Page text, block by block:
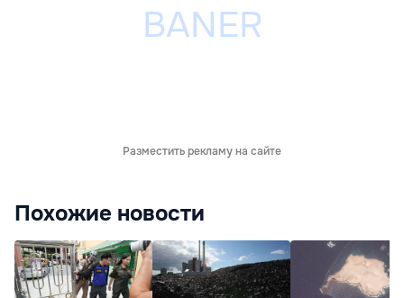
Разместить рекламу на сайте
Похожие новости